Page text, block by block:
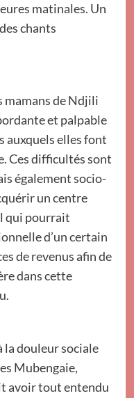
matinales. Un
chants
mamans de Ndjili
et palpable
auxquels elles font
Ces difficultés sont
également socio-
un centre
qui pourrait
d’un certain
de revenus afin de
dans cette
douleur sociale
Mubengaie,
avoir tout entendu